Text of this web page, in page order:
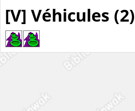
[V] Véhicules (2)